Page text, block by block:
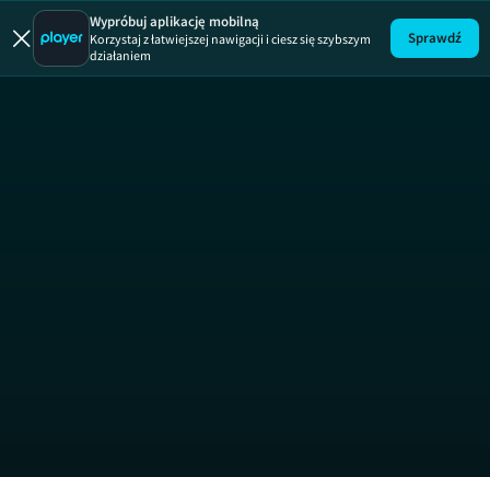
Jestem z
Wypróbuj aplikację mobilną
Korzystaj z łatwiejszej nawigacji i ciesz się szybszym
działaniem
Sprawdź